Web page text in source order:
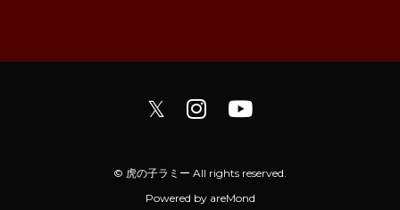
𝕏
© 虎の子ラミー All rights reserved.
Powered by areMond